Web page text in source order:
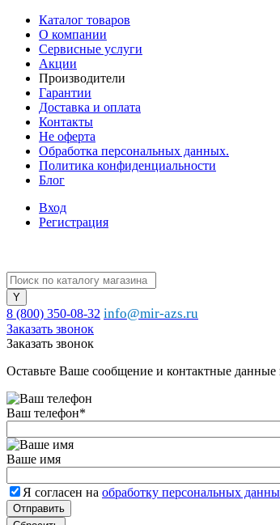
Каталог товаров
О компании
Сервисные услуги
Акции
Производители
Гарантии
Доставка и оплата
Контакты
Не оферта
Обработка персональных данных.
Политика конфиденциальности
Блог
Вход
Регистрация
8 (800) 350-08-32 info@mir-azs.ru
Заказать звонок
Заказать звонок
Оставьте Ваше сообщение и контактные
Ваш телефон*
Ваше имя
Я согласен на обработку персональных